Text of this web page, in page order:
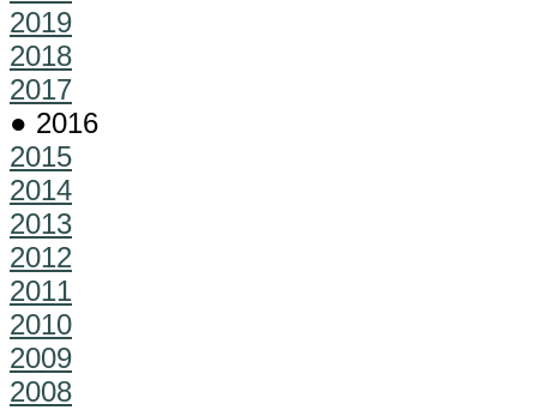
2019
2018
2017
● 2016
2015
2014
2013
2012
2011
2010
2009
2008